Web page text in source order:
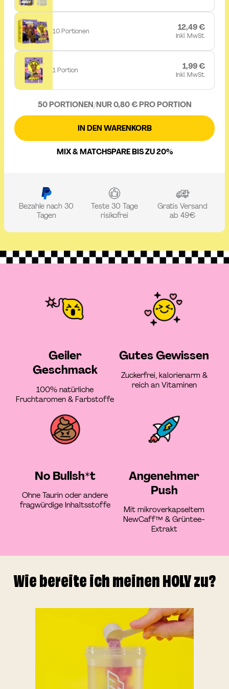
10 Portionen 12,49 €
Inkl. MwSt.
1 Portion 1,99 €
Inkl. MwSt.
50 PORTIONEN/NUR 0,80 € PRO PORTION
IN DEN WARENKORB
MIX & MATCHSPARE BIS ZU 20%
Bezahle nach 30
Tagen
Teste 30 Tage
risikofrei
Gratis Versand
ab 49€
Geiler
Geschmack
100% natürliche
Fruchtaromen & Farbstoffe
Gutes Gewissen
Zuckerfrei, kalorienarm &
reich an Vitaminen
No Bullsh*t
Ohne Taurin oder andere
fragwürdige Inhaltsstoffe
Angenehmer
Push
Mit mikroverkapseltem
NewCaff™ & Grüntee-
Extrakt
Wie bereite ich meinen HOLY zu?